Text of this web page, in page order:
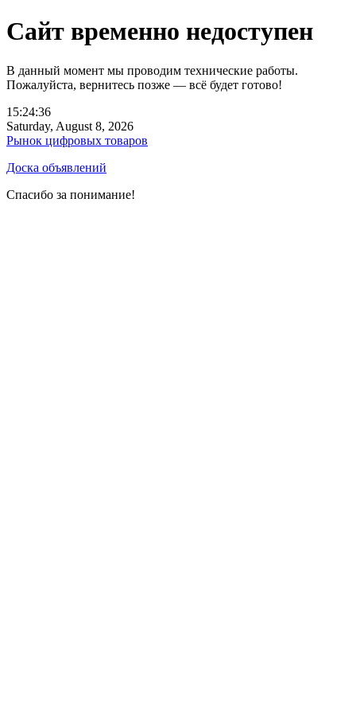
Сайт временно недоступен
В данный момент мы проводим технические работы.
Пожалуйста, вернитесь позже — всё будет готово!
15:24:36
Saturday, August 8, 2026
Рынок цифровых товаров
Доска объявлений
Спасибо за понимание!